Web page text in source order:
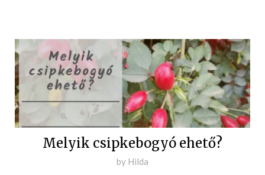
Melyik csipkebogyó ehető?
Posted
by Hilda